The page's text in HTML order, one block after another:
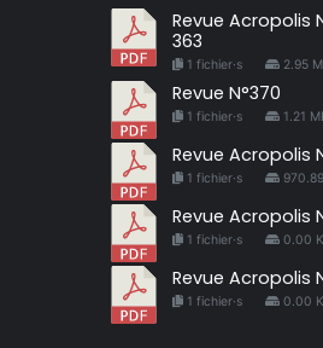
Revue Acropolis
363
1 fichier·s 2.95
Revue N°370
1 fichier·s 1.21
Revue Acropolis
1 fichier·s
Revue Acropolis
1 fichier·s 0.00
Revue Acropolis
1 fichier·s 0.00